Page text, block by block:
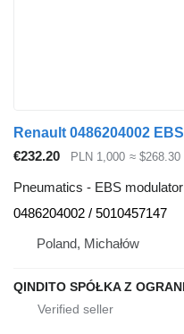
€232.20 PLN 1,000 ≈ $268.30
Pneumatics - EBS modulator
0486204002 / 5010457147
Poland, Michałów